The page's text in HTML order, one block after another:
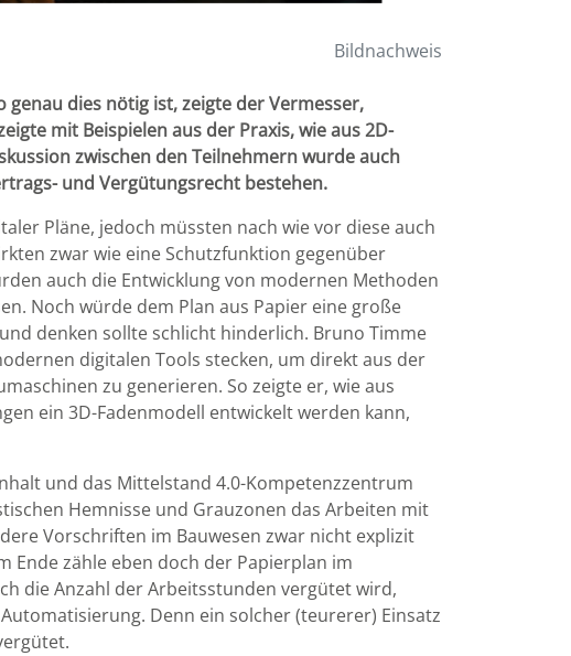
Bildnachweis
dies nötig ist, zeigte der Vermesser,
mit Beispielen aus der Praxis, wie aus 2D-
zwischen den Teilnehmern wurde auch
und Vergütungsrecht bestehen.
Pläne, jedoch müssten nach wie vor diese auch
zwar wie eine Schutzfunktion gegenüber
auch die Entwicklung von modernen Methoden
Noch würde dem Plan aus Papier eine große
denken sollte schlicht hinderlich. Bruno Timme
digitalen Tools stecken, um direkt aus der
zu generieren. So zeigte er, wie aus
ein 3D-Fadenmodell entwickelt werden kann,
und das Mittelstand 4.0-Kompetenzzentrum
Hemnisse und Grauzonen das Arbeiten mit
Vorschriften im Bauwesen zwar nicht explizit
Ende zähle eben doch der Papierplan im
die Anzahl der Arbeitsstunden vergütet wird,
Denn ein solcher (teurerer) Einsatz